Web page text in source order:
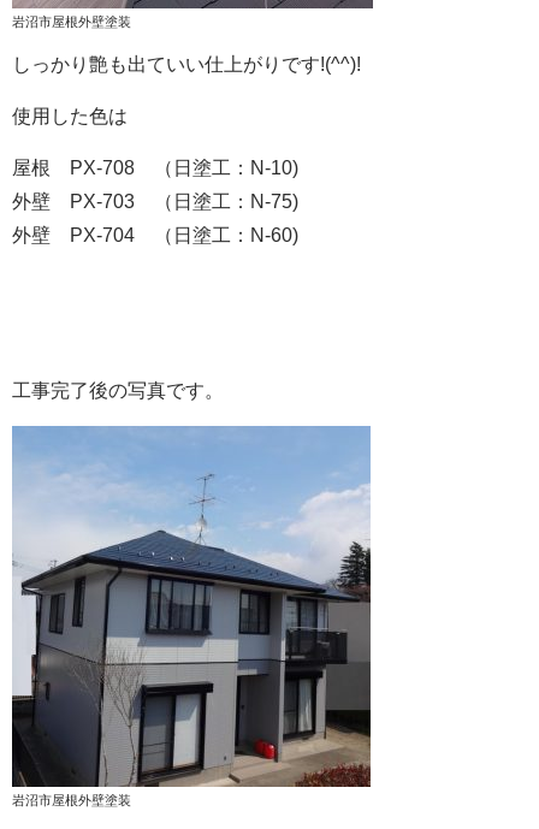
岩沼市屋根外壁塗装
しっかり艶も出ていい仕上がりです!(^^)!
使用した色は
屋根 PX-708 （日塗工：N-10)
外壁 PX-703 （日塗工：N-75)
外壁 PX-704 （日塗工：N-60)
工事完了後の写真です。
岩沼市屋根外壁塗装